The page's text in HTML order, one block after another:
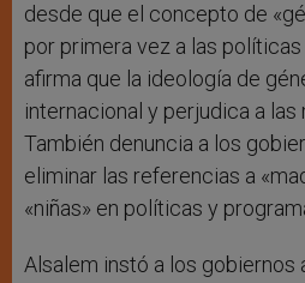
desde que el concepto de
por primera vez a las políticas
afirma que la ideología de
internacional y perjudica a las
También denuncia a los
eliminar las referencias a
«niñas» en políticas y
Alsalem instó a los gobiernos